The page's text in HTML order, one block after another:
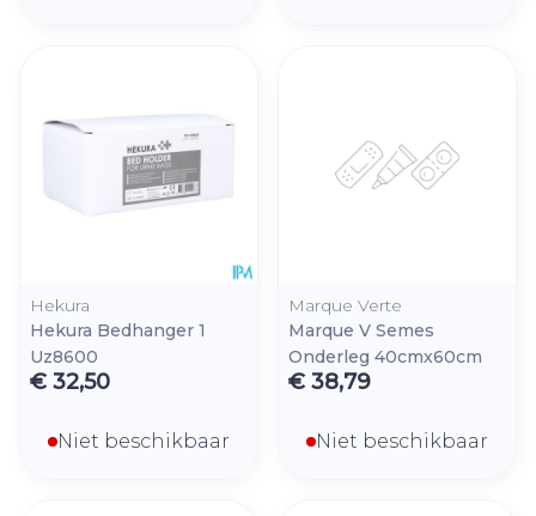
Hekura
Hekura Bedhanger 1
Uz8600
€ 32,50
Niet beschikbaar
Marque Verte
Marque V Semes
Onderleg 40cmx60cm
€ 38,79
Niet beschikbaar